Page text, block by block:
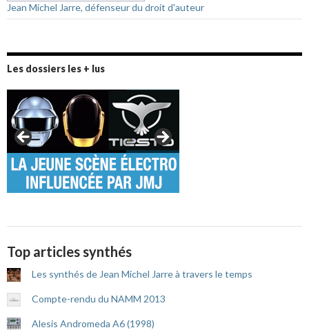
Jean Michel Jarre, défenseur du droit d'auteur
Les dossiers les + lus
Top articles synthés
Les synthés de Jean Michel Jarre à travers le temps
Compte-rendu du NAMM 2013
Alesis Andromeda A6 (1998)